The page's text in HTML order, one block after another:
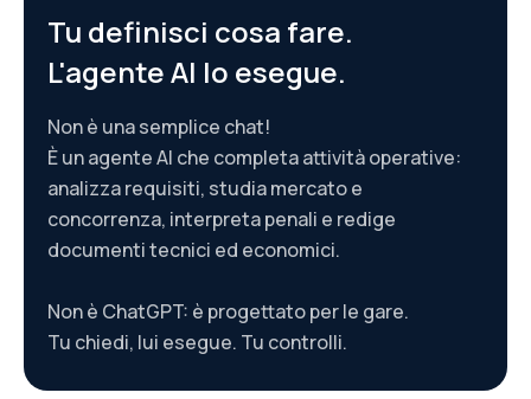
Tu definisci cosa fare.
L'agente AI lo esegue.
Non è una semplice chat!
È un agente AI che completa attività operative:
analizza requisiti, studia mercato e
concorrenza, interpreta penali e redige
documenti tecnici ed economici.
Non è ChatGPT: è progettato per le gare.
Tu chiedi, lui esegue. Tu controlli.